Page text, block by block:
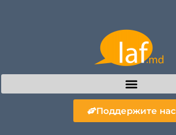
Поддержите нас